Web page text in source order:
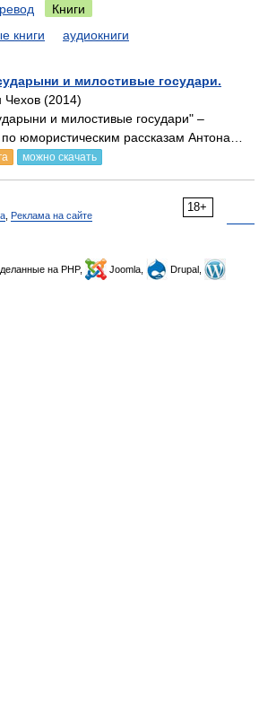
Книги
книги аудиокниги
и милостивые государи.
Чехов (2014)
и милостивые государи" –
юмористическим рассказам Антона…
можно скачать
18+
Реклама на сайте
на PHP, Joomla,
Drupal,